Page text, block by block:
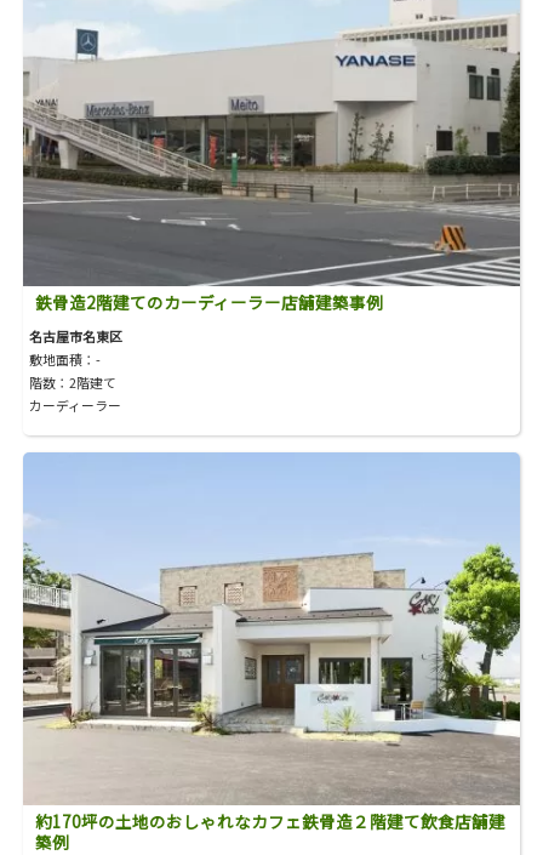
鉄骨造2階建てのカーディーラー店舗建築事例
名古屋市名東区
敷地面積：-
階数：2階建て
カーディーラー
約170坪の土地のおしゃれなカフェ鉄骨造２階建て飲食店舗建
築例